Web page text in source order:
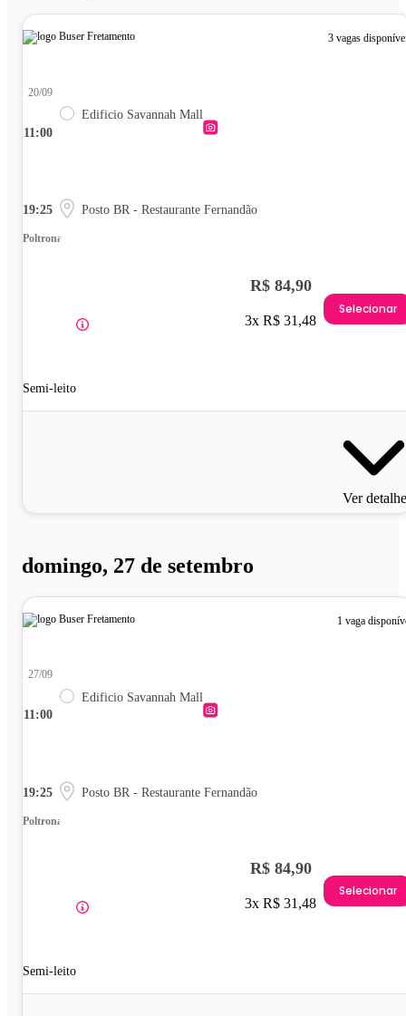
3 vagas
11:00
20/09
Edificio Savannah Mall
19:25 Posto BR - Restaurante Fernandão
Poltrona
Semi-leito
R$ 84,90
3x R$ 31,48
Selecionar
Ver
domingo, 27 de setembro
1 vaga
11:00
27/09
Edificio Savannah Mall
19:25 Posto BR - Restaurante Fernandão
Poltrona
Semi-leito
R$ 84,90
3x R$ 31,48
Selecionar